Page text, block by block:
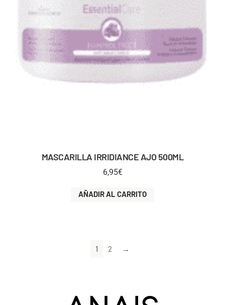
MASCARILLA IRRIDIANCE AJO 500ML
6,95€
AÑADIR AL CARRITO
1 2 →